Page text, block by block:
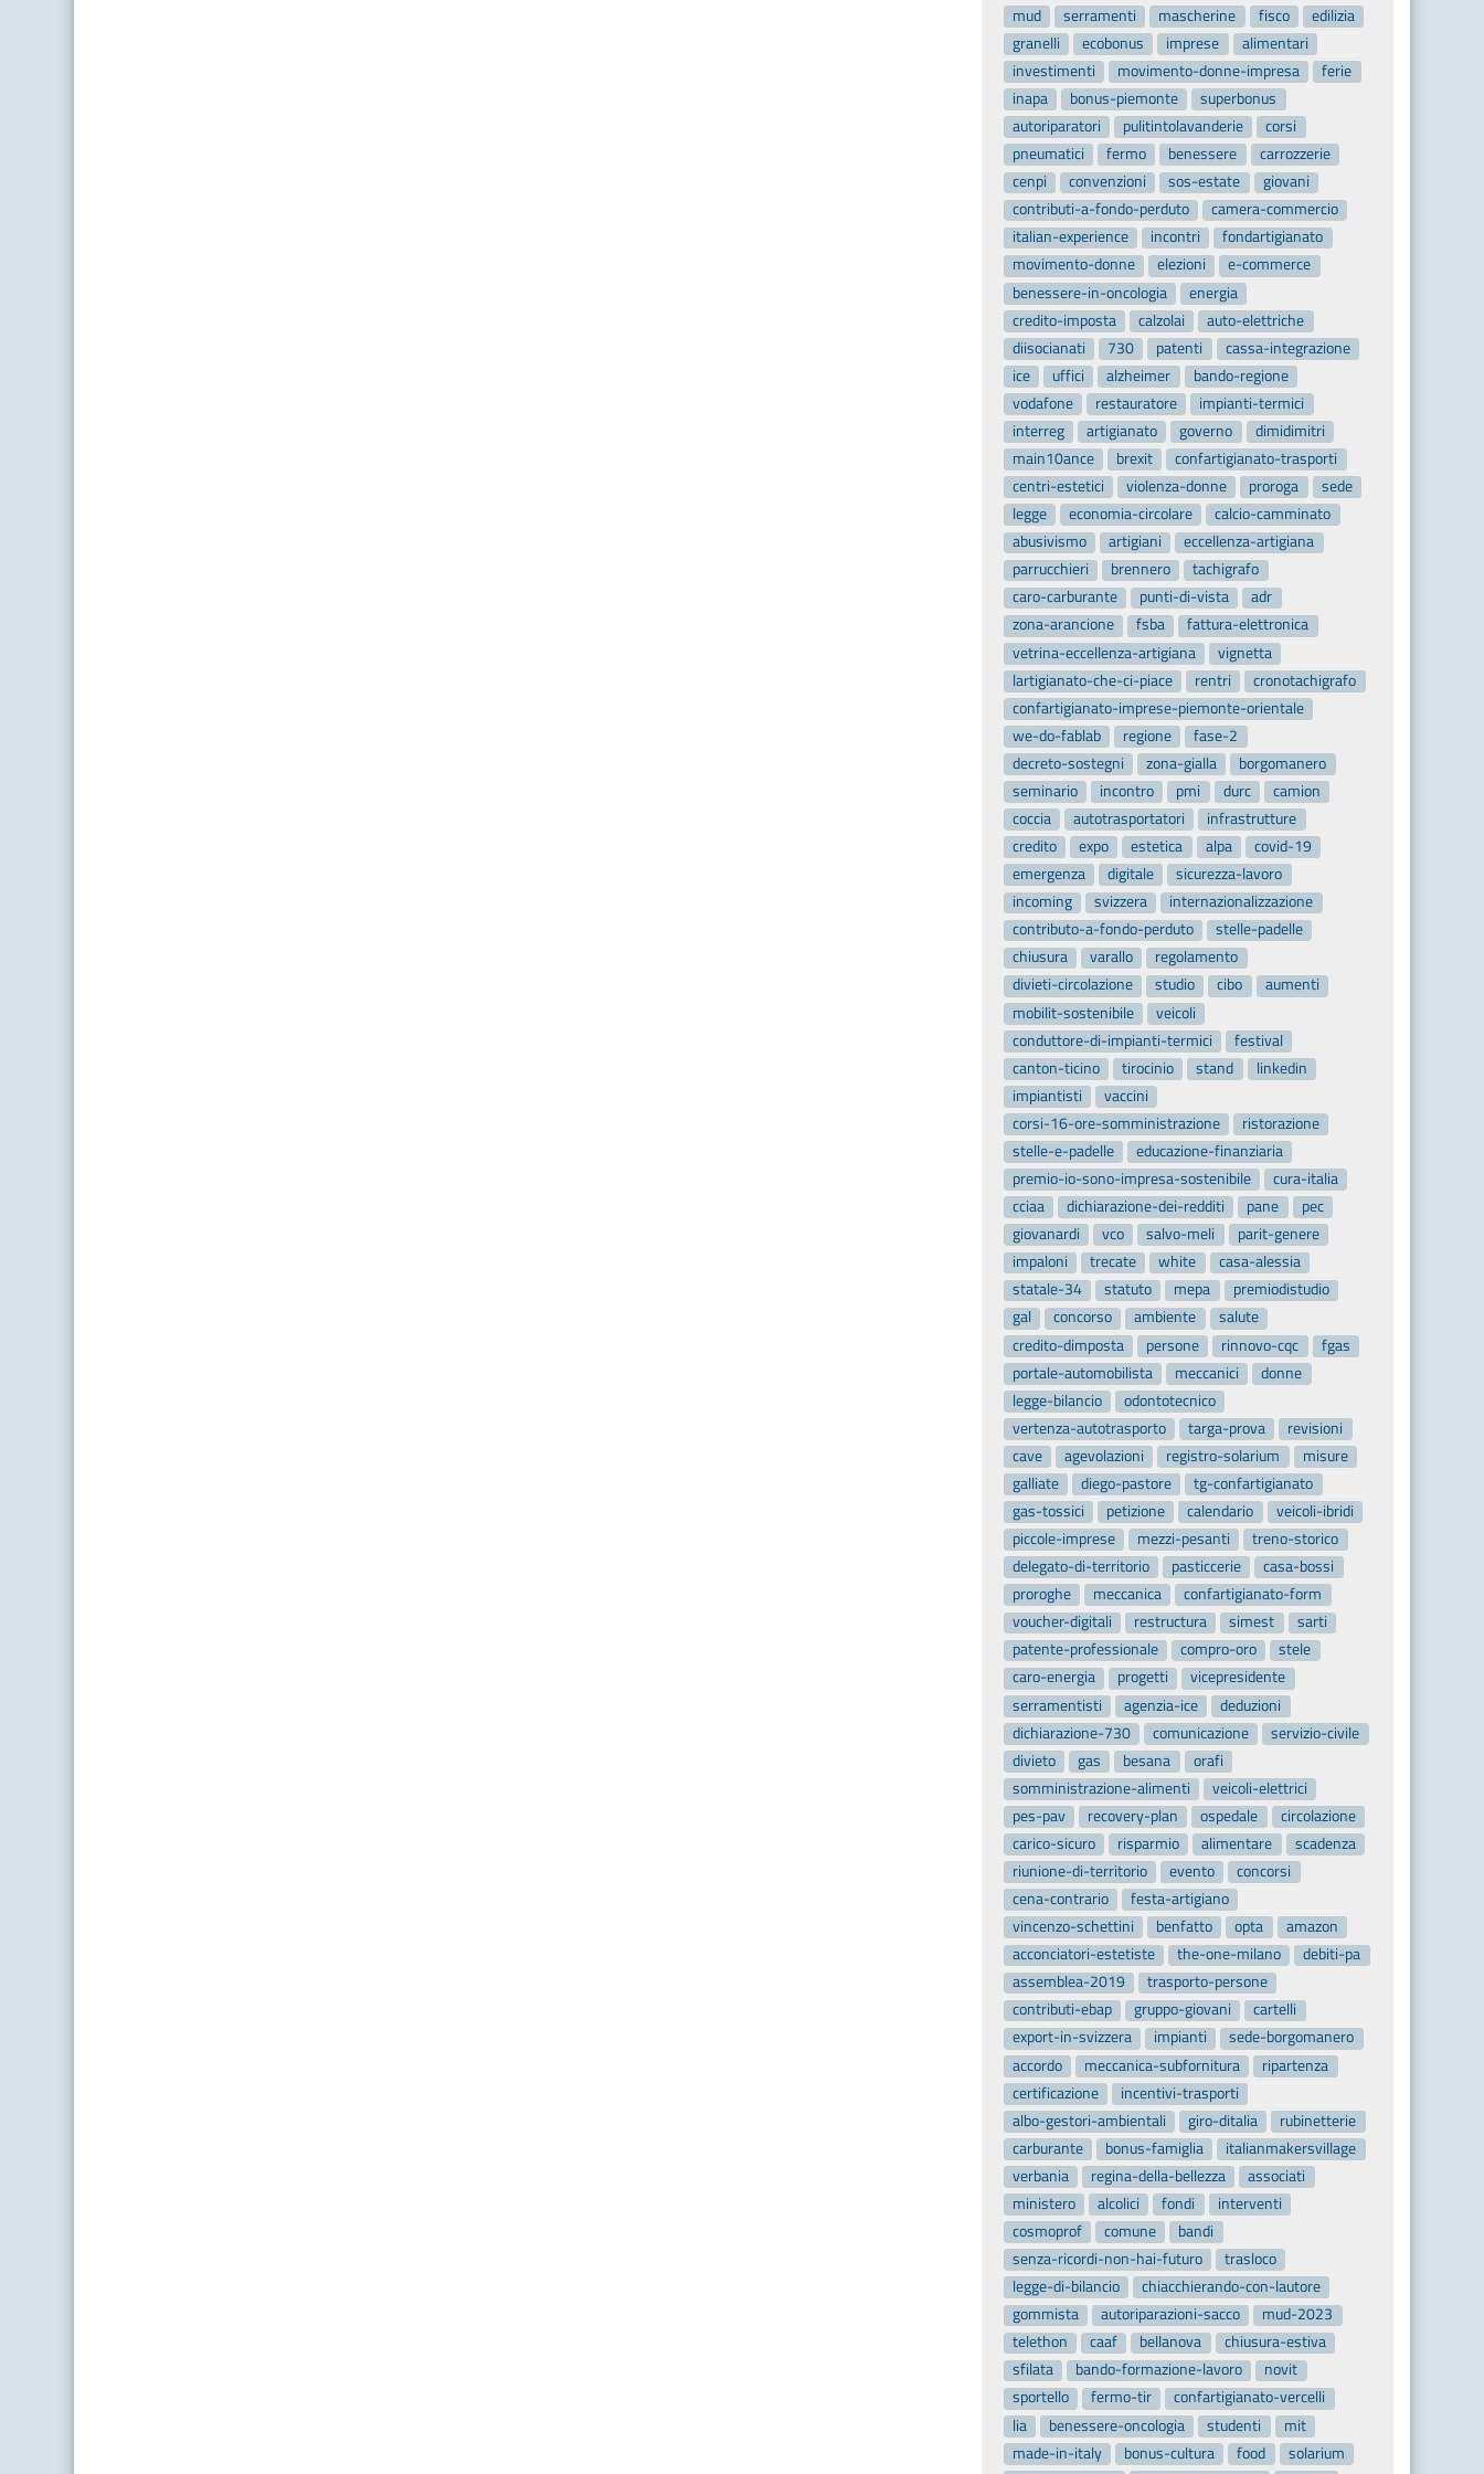
mud
serramenti mascherine fisco
edilizia
granelli
ecobonus imprese
alimentari
investimenti
movimento-donne-impresa
ferie
inapa
bonus-piemonte
superbonus
autoriparatori
pulitintolavanderie
corsi
pneumatici
fermo benessere
carrozzerie
cenpi
convenzioni sos-estate
giovani
contributi-a-fondo-perduto
camera-commercio
italian-experience
incontri
fondartigianato
movimento-donne
elezioni
e-commerce
benessere-in-oncologia
energia
credito-imposta
calzolai
auto-elettriche
diisocianati
730 patenti
cassa-integrazione
ice
uffici alzheimer
bando-regione
vodafone
restauratore
impianti-termici
interreg
artigianato governo
dimidimitri
main10ance
brexit
confartigianato-trasporti
centri-estetici
violenza-donne proroga
sede
legge
economia-circolare
calcio-camminato
abusivismo
artigiani
eccellenza-artigiana
parrucchieri
brennero
tachigrafo
caro-carburante
punti-di-vista
adr
zona-arancione
fsba
fattura-elettronica
vetrina-eccellenza-artigiana
vignetta
lartigianato-che-ci-piace
rentri
cronotachigrafo
confartigianato-imprese-piemonte-orientale
we-do-fablab
regione
fase-2
decreto-sostegni
zona-gialla
borgomanero
seminario
incontro pmi durc
camion
coccia
autotrasportatori
infrastrutture
credito
expo estetica alpa
covid-19
emergenza
digitale
sicurezza-lavoro
incoming
svizzera
internazionalizzazione
contributo-a-fondo-perduto
stelle-padelle
chiusura
varallo
regolamento
divieti-circolazione
studio cibo
aumenti
mobilit-sostenibile
veicoli
conduttore-di-impianti-termici
festival
canton-ticino
tirocinio stand
linkedin
impiantisti
vaccini
corsi-16-ore-somministrazione
ristorazione
stelle-e-padelle
educazione-finanziaria
premio-io-sono-impresa-sostenibile
cura-italia
cciaa
dichiarazione-dei-redditi pane
pec
giovanardi
vco salvo-meli
parit-genere
impaloni
trecate white
casa-alessia
statale-34
statuto mepa
premiodistudio
gal
concorso ambiente
salute
credito-dimposta
persone rinnovo-cqc
fgas
portale-automobilista
meccanici
donne
legge-bilancio
odontotecnico
vertenza-autotrasporto
targa-prova
revisioni
cave
agevolazioni registro-solarium
misure
galliate
diego-pastore
tg-confartigianato
gas-tossici
petizione calendario
veicoli-ibridi
piccole-imprese
mezzi-pesanti
treno-storico
delegato-di-territorio
pasticcerie
casa-bossi
proroghe
meccanica
confartigianato-form
voucher-digitali
restructura simest
sarti
patente-professionale
compro-oro
stele
caro-energia
progetti
vicepresidente
serramentisti
agenzia-ice
deduzioni
dichiarazione-730
comunicazione
servizio-civile
divieto
gas besana
orafi
somministrazione-alimenti
veicoli-elettrici
pes-pav
recovery-plan ospedale
circolazione
carico-sicuro
risparmio alimentare
scadenza
riunione-di-territorio
evento
concorsi
cena-contrario
festa-artigiano
vincenzo-schettini
benfatto opta
amazon
acconciatori-estetiste
the-one-milano
debiti-pa
assemblea-2019
trasporto-persone
contributi-ebap
gruppo-giovani
cartelli
export-in-svizzera
impianti
sede-borgomanero
accordo
meccanica-subfornitura
ripartenza
certificazione
incentivi-trasporti
albo-gestori-ambientali
giro-ditalia
rubinetterie
carburante
bonus-famiglia
italianmakersvillage
verbania
regina-della-bellezza
associati
ministero
alcolici fondi
interventi
cosmoprof
comune
bandi
senza-ricordi-non-hai-futuro
trasloco
legge-di-bilancio
chiacchierando-con-lautore
gommista
autoriparazioni-sacco
mud-2023
telethon
caaf bellanova
chiusura-estiva
sfilata
bando-formazione-lavoro
novit
sportello
fermo-tir
confartigianato-vercelli
lia
benessere-oncologia studenti
mit
made-in-italy
bonus-cultura food
solarium